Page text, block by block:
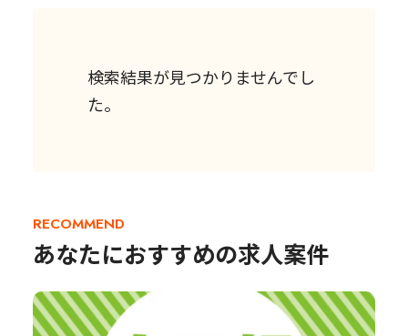
検索結果が見つかりませんでし
た。
RECOMMEND
あなたにおすすめの求人案件